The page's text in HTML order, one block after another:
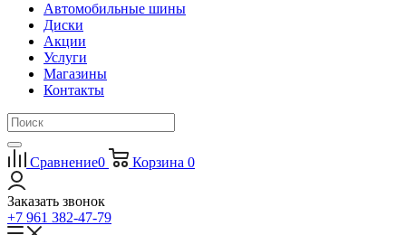
Автомобильные шины
Диски
Акции
Услуги
Магазины
Контакты
Сравнение0 Корзина 0
Заказать звонок
+7 961 382-47-79